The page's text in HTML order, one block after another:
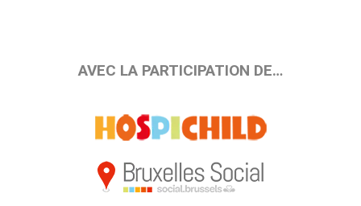
AVEC LA PARTICIPATION DE…